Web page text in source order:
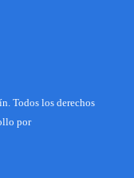
Todos los derechos
por